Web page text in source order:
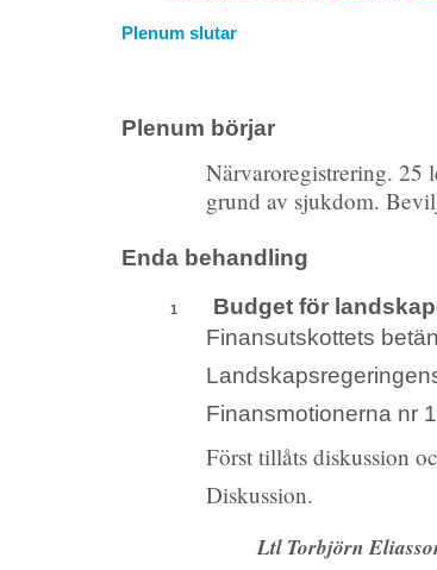
Plenum slutar
Plenum börjar
Närvaroregistrering. 25
grund av sjukdom.
Enda behandling
1 Budget för
Finansutskottets
Finansmotionerna nr
Först tillåts diskussion
Diskussion.
Ltl Torbjörn